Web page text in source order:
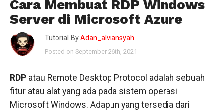
Cara Membuat RDP Windows
Server di Microsoft Azure
Tutorial By Adan_alviansyah
Posted on September 26th, 2021
RDPatau Remote Desktop Protocol adalah sebuah
fitur atau alat yang ada pada sistem operasi
Microsoft Windows. Adapun yang tersedia dari